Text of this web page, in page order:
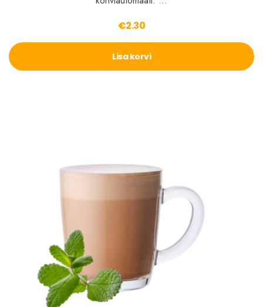
€2.30
Lisa korvi